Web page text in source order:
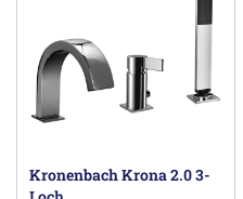
Kronenbach Krona 2.0 3-